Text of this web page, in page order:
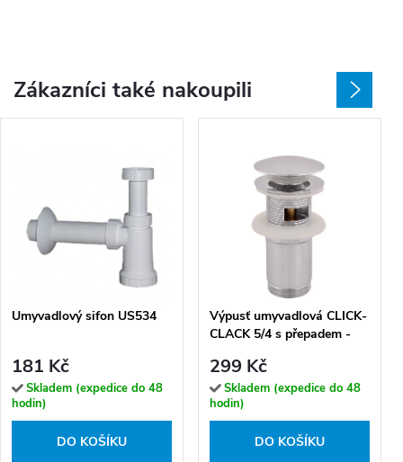
Zákazníci také nakoupili
Umyvadlový sifon US534
181 Kč
Skladem (expedice do 48
hodin)
DO KOŠÍKU
Výpusť umyvadlová CLICK-
CLACK 5/4 s přepadem -
299 Kč
Skladem (expedice do 48
hodin)
DO KOŠÍKU